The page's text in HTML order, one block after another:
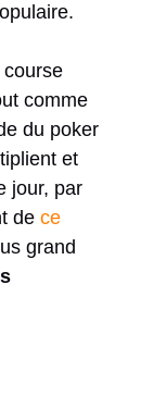
comme
du poker
et
jour, par
de ce
grand